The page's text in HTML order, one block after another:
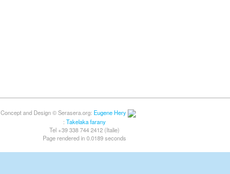
Concept and Design © Serasera.org: Eugene Hery
: Takelaka farany
Tel +39 338 744 2412 (Italie)
Page rendered in 0.0189 seconds